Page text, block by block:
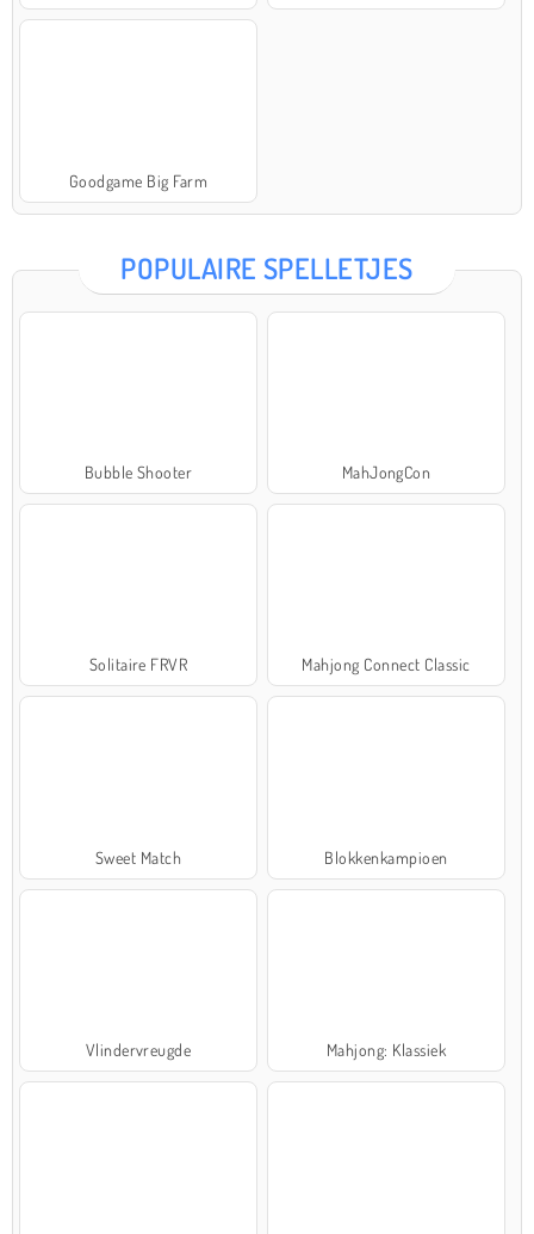
Goodgame Big Farm
POPULAIRE SPELLETJES
Bubble Shooter MahJongCon
Solitaire FRVR Mahjong Connect Classic
Sweet Match Blokkenkampioen
Vlindervreugde Mahjong: Klassiek